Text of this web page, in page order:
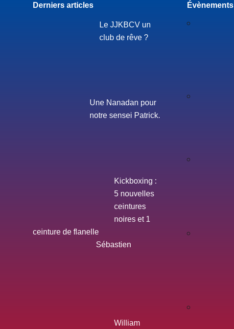
Derniers articles
Le JJKBCV un
club de rêve ?
Une Nanadan pour
notre sensei Patrick.
Kickboxing :
5 nouvelles
ceintures
noires et 1
ceinture de flanelle
Sébastien
William
Évènements